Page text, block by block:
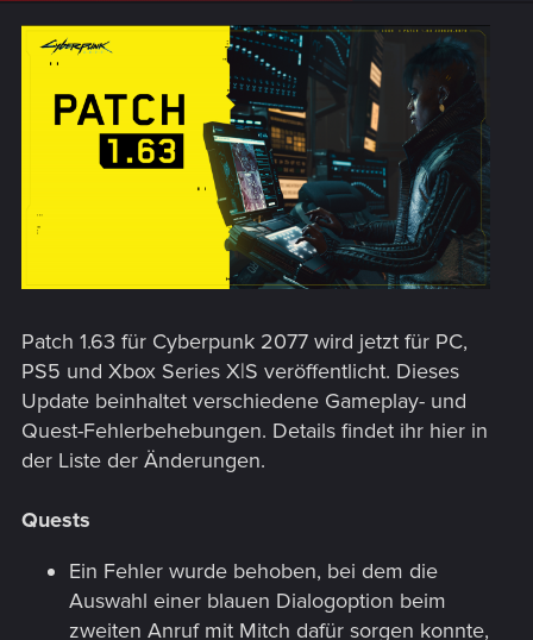
Patch 1.63 für Cyberpunk 2077 wird jetzt für PC,
PS5 und Xbox Series X|S veröffentlicht. Dieses
Update beinhaltet verschiedene Gameplay- und
Quest-Fehlerbehebungen. Details findet ihr hier in
der Liste der Änderungen.
Quests
Ein Fehler wurde behoben, bei dem die
Auswahl einer blauen Dialogoption beim
zweiten Anruf mit Mitch dafür sorgen konnte,